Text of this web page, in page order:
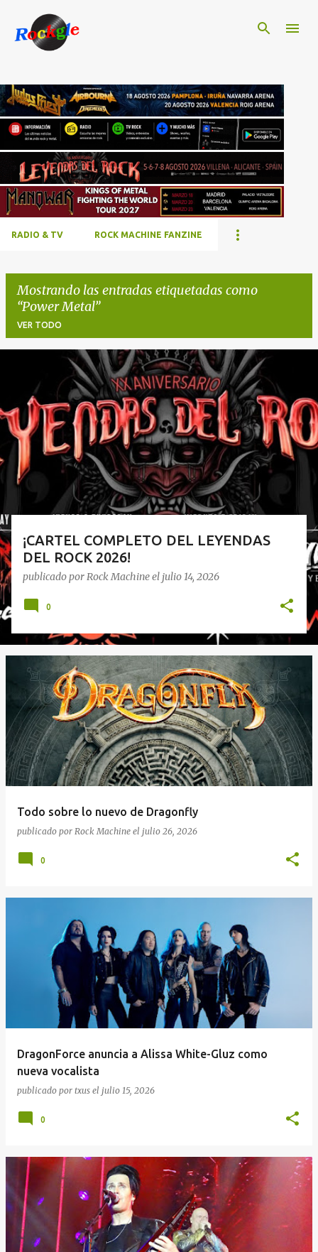
RADIO & TV ROCK MACHINE FANZINE
Mostrando las entradas etiquetadas como
Power Metal
VER TODO
t
a
d
s
¡CARTEL COMPLETO DEL LEYENDAS
DEL ROCK 2026!
publicado porRock Machineel julio 14, 2026
0
Todo sobre lo nuevo de Dragonfly
publicado por Rock Machine el julio 26, 2026
0
DragonForce anuncia a Alissa White-Gluz como
nueva vocalista
publicado por txus el julio 15, 2026
0